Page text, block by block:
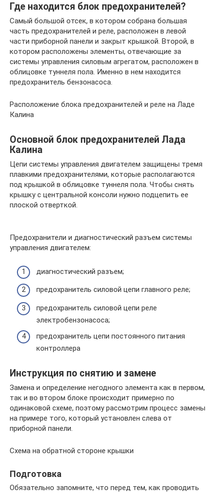
Где находится блок предохранителей?
Самый большой отсек, в котором собрана большая
часть предохранителей и реле, расположен в левой
части приборной панели и закрыт крышкой. Второй, в
котором расположены элементы, отвечающие за
системы управления силовым агрегатом, расположен в
облицовке туннеля пола. Именно в нем находится
предохранитель бензонасоса.
Расположение блока предохранителей и реле на Ладе
Калина
Основной блок предохранителей Лада
Калина
Цепи системы управления двигателем защищены тремя
плавкими предохранителями, которые располагаются
под крышкой в облицовке туннеля пола. Чтобы снять
крышку с центральной консоли нужно подцепить ее
плоской отверткой.
Предохранители и диагностический разъем системы
управления двигателем:
диагностический разъем;
предохранитель силовой цепи главного реле;
предохранитель силовой цепи реле
электробензонасоса;
предохранитель цепи постоянного питания
контроллера
Инструкция по снятию и замене
Замена и определение негодного элемента как в первом,
так и во втором блоке происходит примерно по
одинаковой схеме, поэтому рассмотрим процесс замены
на примере того, который установлен слева от
приборной панели.
Схема на обратной стороне крышки
Подготовка
Обязательно запомните, что перед тем, как проводить